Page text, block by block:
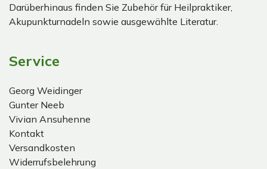
Darüberhinaus finden Sie Zubehör für Heilpraktiker,
Akupunkturnadeln sowie ausgewählte Literatur.
Service
Georg Weidinger
Gunter Neeb
Vivian Ansuhenne
Kontakt
Versandkosten
Widerrufsbelehrung